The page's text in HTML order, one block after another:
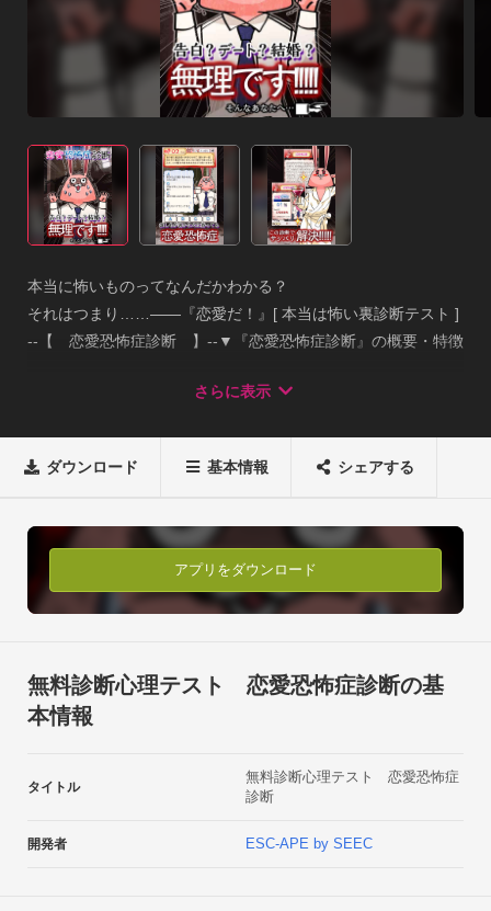
本当に怖いものってなんだかわかる？
それはつまり……――『恋愛だ！』[ 本当は怖い裏診断テスト ]
--【　恋愛恐怖症診断　】--▼『恋愛恐怖症診断』の概要・特徴
・課金要素は一切無し！最後まで無料で遊べる診断アプリとな
・問題数も30問と短いので、ちょっとした空き時間などの暇つ
・科学的な根拠はなく気軽に遊べる（診断できる）のも特徴の
一つです。
断アプリです。▼『恋愛恐怖症診断』の診断方法（遊び方）
・出題された問題（30問）に選択方式で答えるシンプル操作。
・間違った解答を選んでも前の問題（質問）に戻れるバック機
・診断結果をSNSに投稿・シェアすることが可能です。
・ちょっとした暇つぶしに最適です。▼『恋愛恐怖症診断』は
このような方にオススメです。
さらに表示
ダウンロード 基本情報 シェアする
アプリをダウンロード
無料診断心理テスト 恋愛恐怖症診断の基
本情報
タイトル
無料診断心理テスト 恋愛恐怖症
診断
開発者 ESC-APE by SEEC